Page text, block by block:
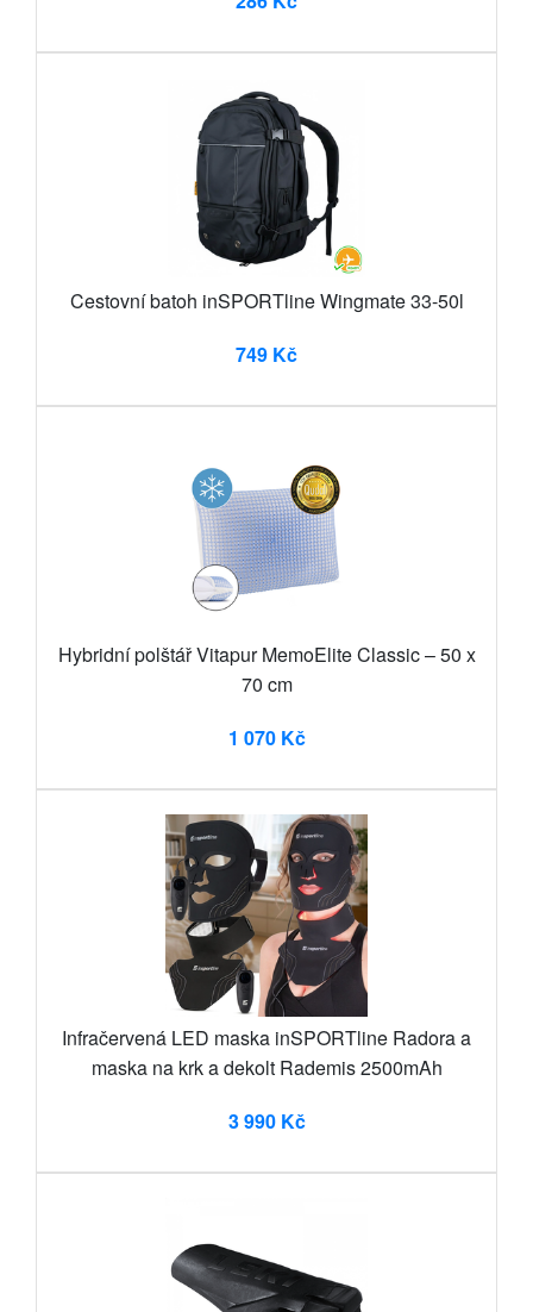
Cestovní batoh inSPORTline Wingmate 33-50l
749 Kč
Hybridní polštář Vitapur MemoElite Classic – 50 x
70 cm
1 070 Kč
Infračervená LED maska inSPORTline Radora a
maska na krk a dekolt Rademis 2500mAh
3 990 Kč